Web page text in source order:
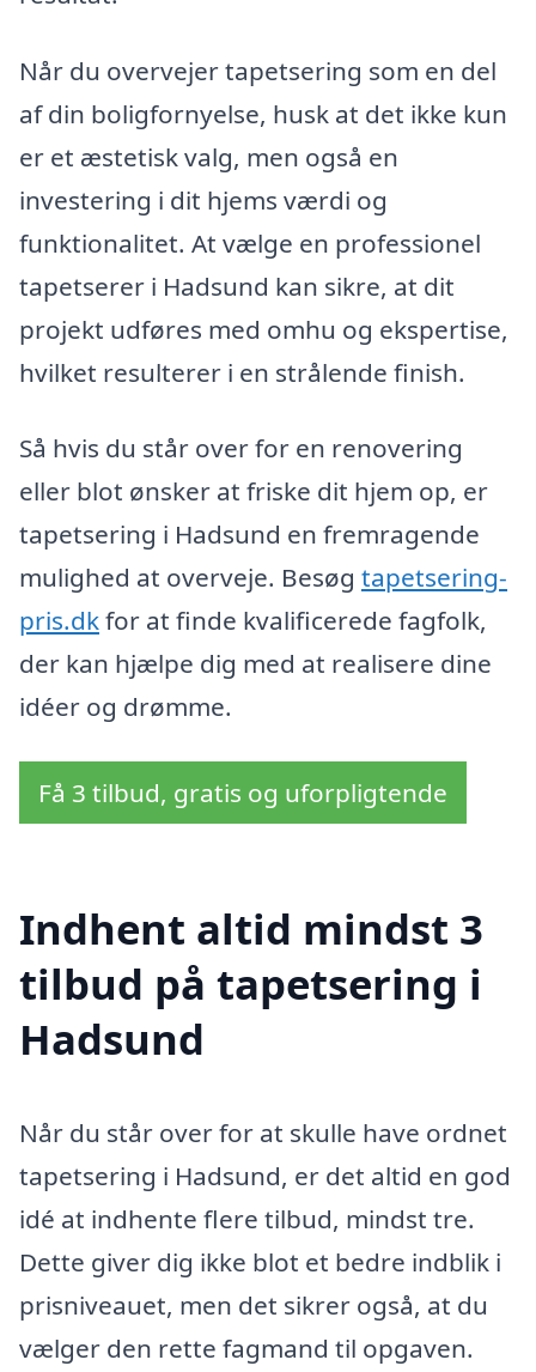
Når du overvejer tapetsering som en del
af din boligfornyelse, husk at det ikke kun
er et æstetisk valg, men også en
investering i dit hjems værdi og
funktionalitet. At vælge en professionel
tapetserer i Hadsund kan sikre, at dit
projekt udføres med omhu og ekspertise,
hvilket resulterer i en strålende finish.
Så hvis du står over for en renovering
eller blot ønsker at friske dit hjem op, er
tapetsering i Hadsund en fremragende
mulighed at overveje. Besøg tapetsering-
pris.dkfor at finde kvalificerede fagfolk,
der kan hjælpe dig med at realisere dine
idéer og drømme.
Få 3 tilbud, gratis og uforpligtende
Indhent altid mindst 3
tilbud på tapetsering i
Hadsund
Når du står over for at skulle have ordnet
tapetsering i Hadsund, er det altid en god
idé at indhente flere tilbud, mindst tre.
Dette giver dig ikke blot et bedre indblik i
prisniveauet, men det sikrer også, at du
vælger den rette fagmand til opgaven.